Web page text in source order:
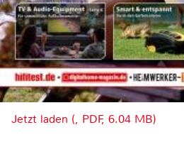
Jetzt laden (, PDF, 6.04 MB)